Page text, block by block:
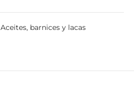
Aceites, barnices y lacas